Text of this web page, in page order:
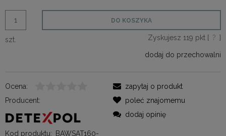
szt.
DO KOSZYKA
Zyskujesz 119 pkt [ ? ]
dodaj do przechowalni
Ocena:
Producent:
Kod produktu:
BAWSAT160-
zapytaj o produkt
poleć znajomemu
dodaj opinię